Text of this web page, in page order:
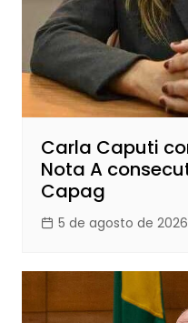
Carla Caputi
Nota A
Capag
5 de agosto de 2026